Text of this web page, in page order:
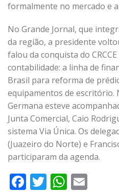
formalmente no mercado e
No Grande Jornal, que
da região, a presidente
falou da conquista do
contabilidade: a linha de
Brasil para reforma de
equipamentos de escritório.
Germana esteve
Junta Comercial, Caio
sistema Via Única. Os
(Juazeiro do Norte) e
participaram da agenda.
Facebook
Twitter